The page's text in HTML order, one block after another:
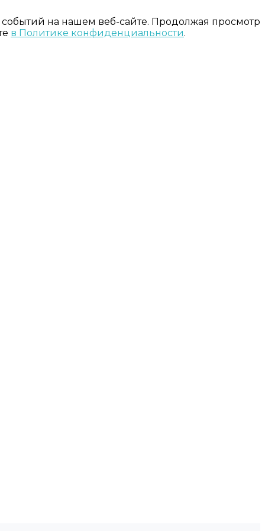
на нашем веб-сайте. Продолжая просмотр
в Политике конфиденциальности.